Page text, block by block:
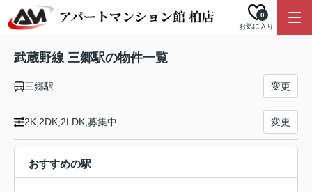
お気に入り
0
武蔵野線 三郷駅の物件一覧
三郷駅 変更
2K,2DK,2LDK,募集中 変更
おすすめの駅